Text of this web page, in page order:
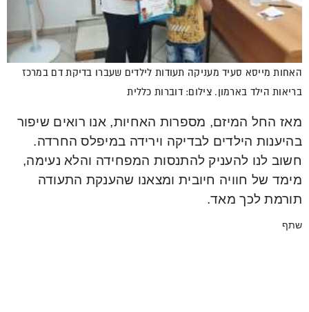
האחות מייסא סעיד מעניקה תעודות לילדים שעברו בדיקת דם במרכז
בריאות הילד בארמון. צילום: דוברות כללית
מאז החל המיזם, מספרות האחיות, אנו רואים שיפור
בהיענות הילדים לבדיקה וירידה במיפלס החרדה.
חשוב לנו להעניק להתנסות המפחידה והלא נעימה,
מימד של חוויה חיובית ומצאנו שהענקת התעודה
תורמת לכך מאד.
שתף